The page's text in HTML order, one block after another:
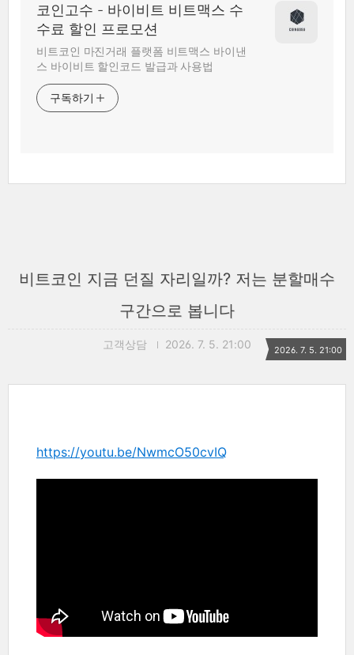
코인고수 - 바이비트 비트맥스 수
수료 할인 프로모션
비트코인 마진거래 플랫폼 비트맥스 바이낸
스 바이비트 할인코드 발급과 사용법
구독하기
비트코인 지금 던질 자리일까? 저는 분할매수
구간으로 봅니다
고객상담 2026. 7. 5. 21:00 2026. 7. 5. 21:00
https://youtu.be/NwmcO50cvIQ